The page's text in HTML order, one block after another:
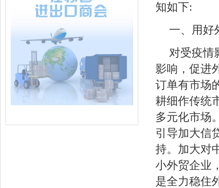
知如下:
一、用好
对受疫情
影响，促进
订单有市场
耕细作传统
多元化市场
引导加大信
持。加大对
小外贸企业
是全力稳住